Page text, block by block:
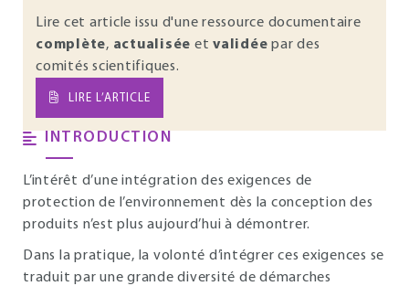
Lire cet article issu d'une ressource documentaire
complète, actualisée et validée par des
comités scientifiques.
LIRE L’ARTICLE
INTRODUCTION
L’intérêt d’une intégration des exigences de
protection de l’environnement dès la conception des
produits n’est plus aujourd’hui à démontrer.
Dans la pratique, la volonté d’intégrer ces exigences se
traduit par une grande diversité de démarches